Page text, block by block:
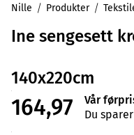
Nille Produkter
Ine sengesett
140x220cm
164,97
Vår
Du